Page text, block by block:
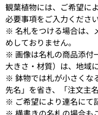
観葉植物には、ご希望に
必要事項をご入力ください
※ 名札をつける場合は、
めしておりません。
※ 画像は名札の商品添付
大きさ・材質）は、地域
※ 鉢物では札が小さくな
先名」を省き、「注文主
※ ご希望により連名にて